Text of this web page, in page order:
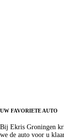
UW FAVORIETE AUTO
Bij Ekris Groningen
we de auto voor u